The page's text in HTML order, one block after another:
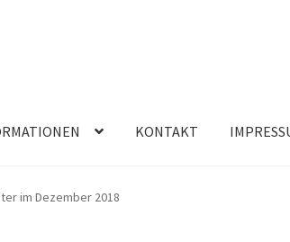
KONTAKT
im Dezember 2018